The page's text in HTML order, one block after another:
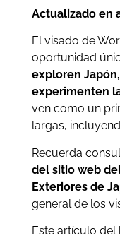
Actualizado en
El visado de
oportunidad
exploren
experimenten
ven como un
largas,
Recuerda
del sitio web
Exteriores de
general de los
Este artículo del